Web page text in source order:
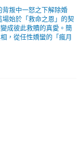
叛中一怒之下解除婚
始於「救命之恩」的契
成彼此救贖的真愛。簡
，從任性嬌蠻的「瘋月